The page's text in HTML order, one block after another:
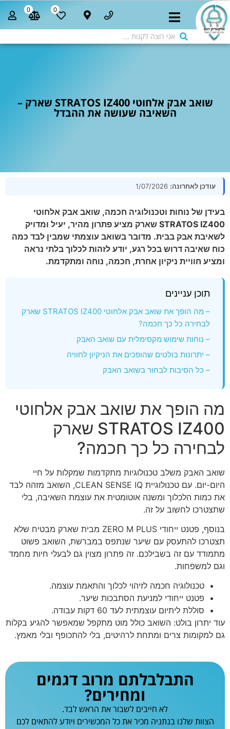
0
0
שואב אבק אלחוטי STRATOS IZ400 שארק –
השאיבה שעושה את ההבדל
עודכן לאחרונה:
בעידן של נוחות וטכנולוגיה חכמה, שואב אבק אלחוטי
STRATOS IZ400 שארק מציע פתרון מהיר, יעיל ומדויק
לשאיבת אבק בבית. מדובר בשואב עוצמתי שמבין לבד כמה
כוח שאיבה דרוש בכל רגע, יודע לזהות לכלוך בלתי נראה
ומציע חוויית ניקיון אחרת, חכמה, נוחה ומתקדמת.
תוכן עניינים
– מה הופך את שואב אבק אלחוטי STRATOS IZ400 שארק
לבחירה כל כך חכמה?
– נוחות שימוש מקסימלית עם שואב האבק
– יתרונות בולטים שהופכים את הניקיון לחוויה
– כל הסיבות לבחור בשואב האבק
מה הופך את שואב אבק אלחוטי
STRATOS IZ400 שארק
לבחירה כל כך חכמה?
שואב האבק משלב טכנולוגיות מתקדמות שמקלות על חיי
היום-יום. עם טכנולוגיית CLEAN SENSE IQ, השואב מזהה לבד
את כמות הלכלוך ומשנה אוטומטית את עוצמת השאיבה, בלי
שתצטרכו לחשוב על זה.
בנוסף, פטנט ייחודי ZERO M PLUS מבית שארק מבטיח שלא
תצטרכו להתעסק עם שיער שנתפס במברשת, השואב פשוט
מתמודד עם זה בשבילכם. זה פתרון מצוין גם לבעלי חיות מחמד
וגם למשפחות.
טכנולוגיה חכמה לזיהוי לכלוך והתאמת עוצמה.
פטנט ייחודי למניעת הסתבכות שיער.
סוללת ליתיום עוצמתית לעד 60 דקות עבודה.
עוד יתרון בולט: השואב כולל מוט מתקפל שמאפשר להגיע בקלות
גם למקומות צרים ומתחת לרהיטים, בלי להתכופף ובלי מאמץ.
התבלבלתם מרוב דגמים
ומחירים?
לא חייבים לשבור את הראש לבד.
הצוות שלנו בנתניה מכיר את כל המכשירים ויודע להתאים לכם